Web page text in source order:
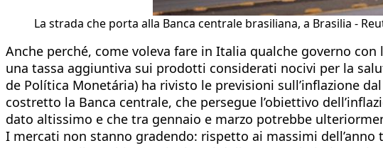
La strada che porta alla Banca centrale brasiliana, a Brasilia -
Anche perché, come voleva fare in Italia qualche governo
una tassa aggiuntiva sui prodotti considerati nocivi per la
de Política Monetária) ha rivisto le previsioni sull’inflazione
costretto la Banca centrale, che persegue l’obiettivo
dato altissimo e che tra gennaio e marzo potrebbe
I mercati non stanno gradendo: rispetto ai massimi dell’anno